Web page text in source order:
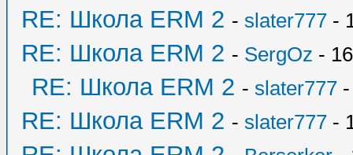
RE: Школа ERM 2 - slater777 -
RE: Школа ERM 2 - SergOz -
RE: Школа ERM 2 - slater777
RE: Школа ERM 2 - slater777 -